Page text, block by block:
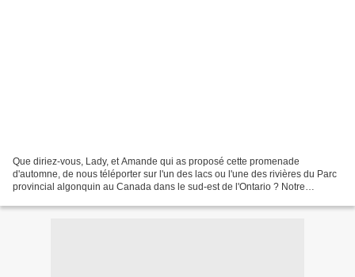
Que diriez-vous, Lady, et Amande qui as proposé cette promenade
d'automne, de nous téléporter sur l'un des lacs ou l'une des rivières du Parc
provincial algonquin au Canada dans le sud-est de l'Ontario ? Notre